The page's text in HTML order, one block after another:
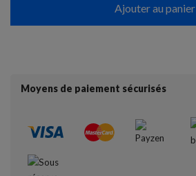
Ajouter au panier
Moyens de paiement sécurisés